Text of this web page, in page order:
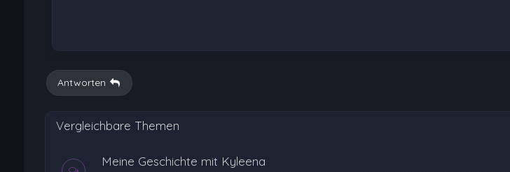
Antworten
Vergleichbare Themen
Meine Geschichte mit Kyleena